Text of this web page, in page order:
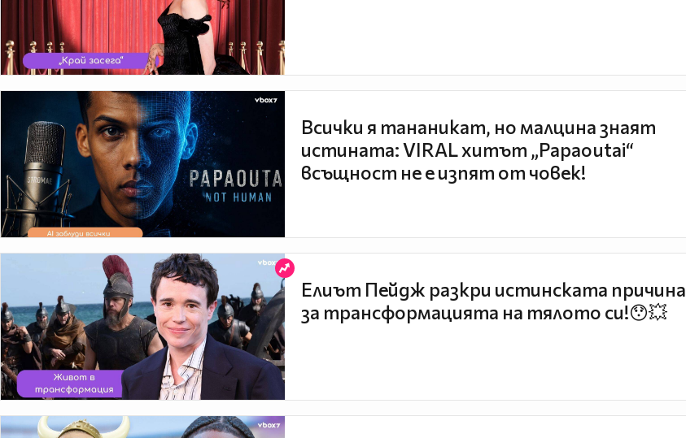
Всички я тананикат, но малцина знаят
истината: VIRAL хитът „Papaoutai“
всъщност не е изпят от човек!
Елиът Пейдж разкри истинската причина
за трансформацията на тялото си!😯💥